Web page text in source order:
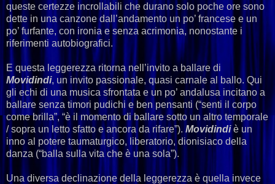
queste certezze incrollabili che durano solo poche ore sono
dette in una canzone dall’andamento un po’ francese e un
po’ furfante, con ironia e senza acrimonia, nonostante i
riferimenti autobiografici.
E questa leggerezza ritorna nell’invito a ballare di
Movidindi, un invito passionale, quasi carnale al ballo. Qui
gli echi di una musica sfrontata e un po’ andalusa incitano a
ballare senza timori pudichi e ben pensanti (“senti il corpo
come brilla”, “è il momento di ballare sotto un altro temporale
/ sopra un letto sfatto e ancora da rifare”). Movidindiè un
inno al potere taumaturgico, liberatorio, dionisiaco della
danza (“balla sulla vita che è una sola”).
Una diversa declinazione della leggerezza è quella invece